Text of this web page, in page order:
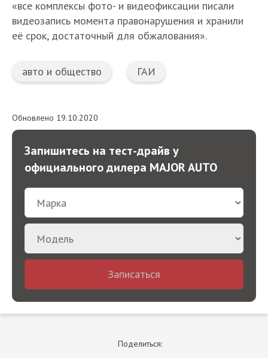
«все комплексы фото- и видеофиксации писали
видеозапись момента правонарушения и хранили
её срок, достаточный для обжалования».
авто и общество ГАИ
Обновлено 19.10.2020
Запишитесь на тест-драйв у
официального дилера MAJOR AUTO
Записаться
Поделиться: